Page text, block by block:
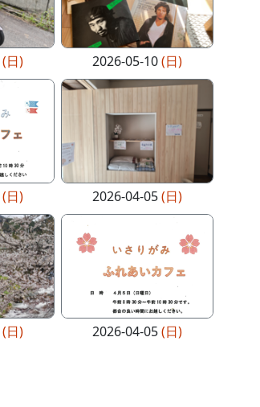
(日) 2026-05-10(日)
(日) 2026-04-05(日)
(日) 2026-04-05(日)